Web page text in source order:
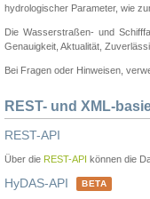
hydrologischer Parameter, wie
Die Wasserstraßen- und
Genauigkeit, Aktualität,
Bei Fragen oder Hinweisen,
REST- und XML-
REST-API
Über die REST-API können die
HyDAS-API BETA